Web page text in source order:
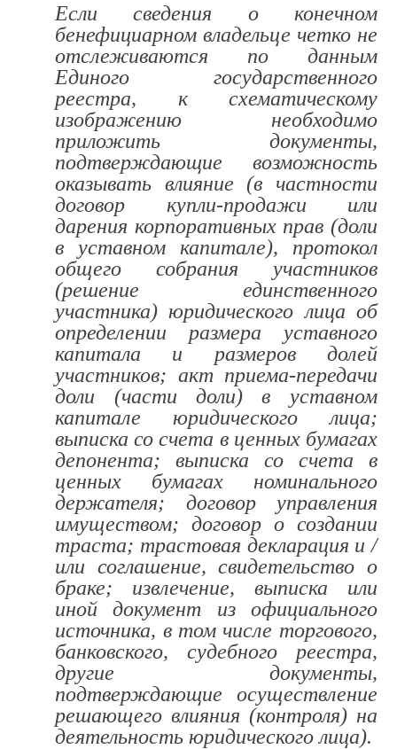
Если сведения о конечном
бенефициарном владельце четко не
отслеживаются по данным
Единого государственного
реестра, к схематическому
изображению необходимо
приложить документы,
подтверждающие возможность
оказывать влияние (в частности
договор купли-продажи или
дарения корпоративных прав (доли
в уставном капитале), протокол
общего собрания участников
(решение единственного
участника) юридического лица об
определении размера уставного
капитала и размеров долей
участников; акт приема-передачи
доли (части доли) в уставном
капитале юридического лица;
выписка со счета в ценных бумагах
депонента; выписка со счета в
ценных бумагах номинального
держателя; договор управления
имуществом; договор о создании
траста; трастовая декларация и /
или соглашение, свидетельство о
браке; извлечение, выписка или
иной документ из официального
источника, в том числе торгового,
банковского, судебного реестра,
другие документы,
подтверждающие осуществление
решающего влияния (контроля) на
деятельность юридического лица).